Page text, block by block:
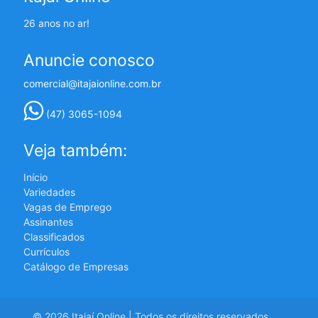
26 anos no ar!
Anuncie conosco
comercial@itajaionline.com.br
(47) 3065-1094
Veja também:
Início
Variedades
Vagas de Emprego
Assinantes
Classificados
Currículos
Catálogo de Empresas